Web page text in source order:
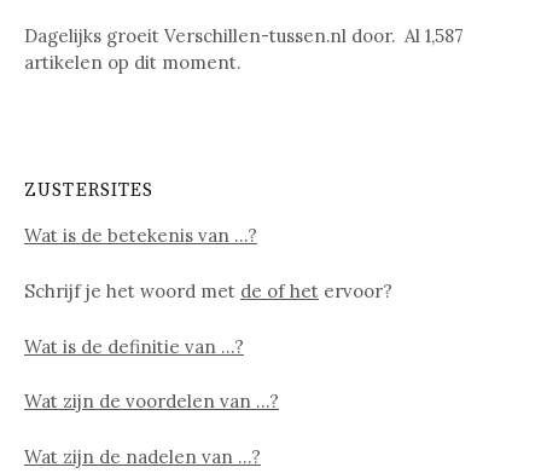
Dagelijks groeit Verschillen-tussen.nl door. Al 1,587
artikelen op dit moment.
ZUSTERSITES
Wat is de betekenis van …?
Schrijf je het woord met de of het ervoor?
Wat is de definitie van …?
Wat zijn de voordelen van …?
Wat zijn de nadelen van …?